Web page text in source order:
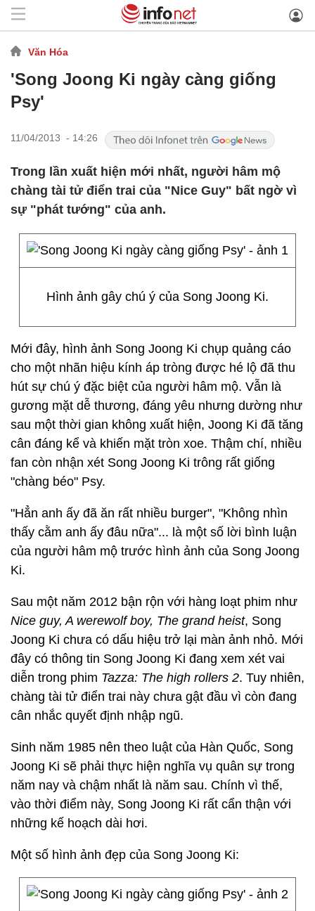
Văn Hóa
'Song Joong Ki ngày càng giống
Psy'
11/04/2013 - 14:26
Trong lần xuất hiện mới nhất, người hâm mộ
chàng tài tử điển trai của "Nice Guy" bất ngờ vì
sự "phát tướng" của anh.
Hình ảnh gây chú ý của Song Joong Ki.
Mới đây, hình ảnh Song Joong Ki chụp quảng cáo
cho một nhãn hiệu kính áp tròng được hé lộ đã thu
hút sự chú ý đặc biệt của người hâm mộ. Vẫn là
gương mặt dễ thương, đáng yêu nhưng dường như
sau một thời gian không xuất hiện, Joong Ki đã tăng
cân đáng kể và khiến mặt tròn xoe. Thậm chí, nhiều
fan còn nhận xét Song Joong Ki trông rất giống
"chàng béo" Psy.
"Hẳn anh ấy đã ăn rất nhiều burger", "Không nhìn
thấy cằm anh ấy đâu nữa"... là một số lời bình luận
của người hâm mộ trước hình ảnh của Song Joong
Ki.
Sau một năm 2012 bận rộn với hàng loạt phim như
Nice guy, A werewolf boy, The grand heist, Song
Joong Ki chưa có dấu hiệu trở lại màn ảnh nhỏ. Mới
đây có thông tin Song Joong Ki đang xem xét vai
diễn trong phim Tazza: The high rollers 2. Tuy nhiên,
chàng tài tử điển trai này chưa gật đầu vì còn đang
cân nhắc quyết định nhập ngũ.
Sinh năm 1985 nên theo luật của Hàn Quốc, Song
Joong Ki sẽ phải thực hiện nghĩa vụ quân sự trong
năm nay và chậm nhất là năm sau. Chính vì thế,
vào thời điểm này, Song Joong Ki rất cẩn thận với
những kế hoạch dài hơi.
Một số hình ảnh đẹp của Song Joong Ki: